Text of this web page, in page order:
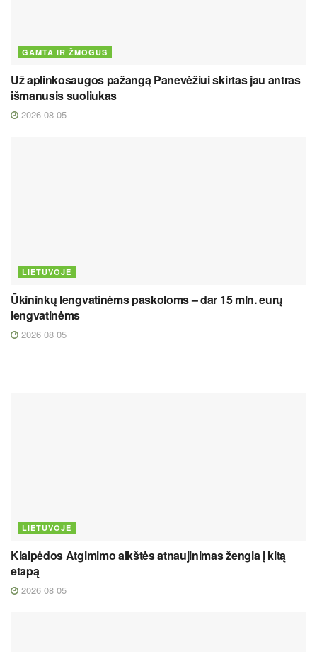
GAMTA IR ŽMOGUS
Už aplinkosaugos pažangą Panevėžiui skirtas jau antras
išmanusis suoliukas
2026 08 05
LIETUVOJE
Ūkininkų lengvatinėms paskoloms – dar 15 mln. eurų
lengvatinėms
2026 08 05
LIETUVOJE
Klaipėdos Atgimimo aikštės atnaujinimas žengia į kitą
etapą
2026 08 05